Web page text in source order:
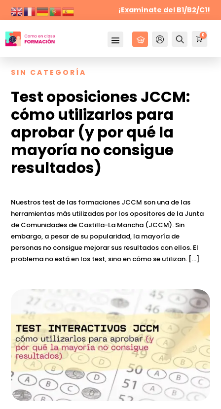
¡Examínate del B1/B2/C1!
Cursos Mi Cuenta
Buscar
0
SIN CATEGORÍA
Test oposiciones JCCM:
cómo utilizarlos para
aprobar (y por qué la
mayoría no consigue
resultados)
Nuestros test de las formaciones JCCM son una de las
herramientas más utilizadas por los opositores de la Junta
de Comunidades de Castilla-La Mancha (JCCM). Sin
embargo, a pesar de su popularidad, la mayoría de
personas no consigue mejorar sus resultados con ellos. El
problema no está en los test, sino en cómo se utilizan. […]